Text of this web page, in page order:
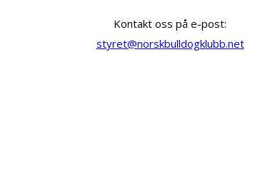
Kontakt oss på e-post:
styret@norskbulldogklubb.net